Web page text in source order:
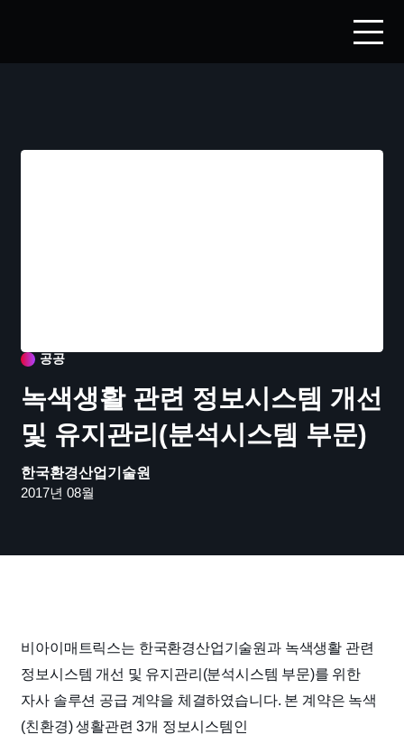
공공
녹색생활 관련 정보시스템 개선
및 유지관리(분석시스템 부문)
한국환경산업기술원
2017년 08월
비아이매트릭스는 한국환경산업기술원과 녹색생활 관련
정보시스템 개선 및 유지관리(분석시스템 부문)를 위한
자사 솔루션 공급 계약을 체결하였습니다. 본 계약은 녹색
(친환경) 생활관련 3개 정보시스템인